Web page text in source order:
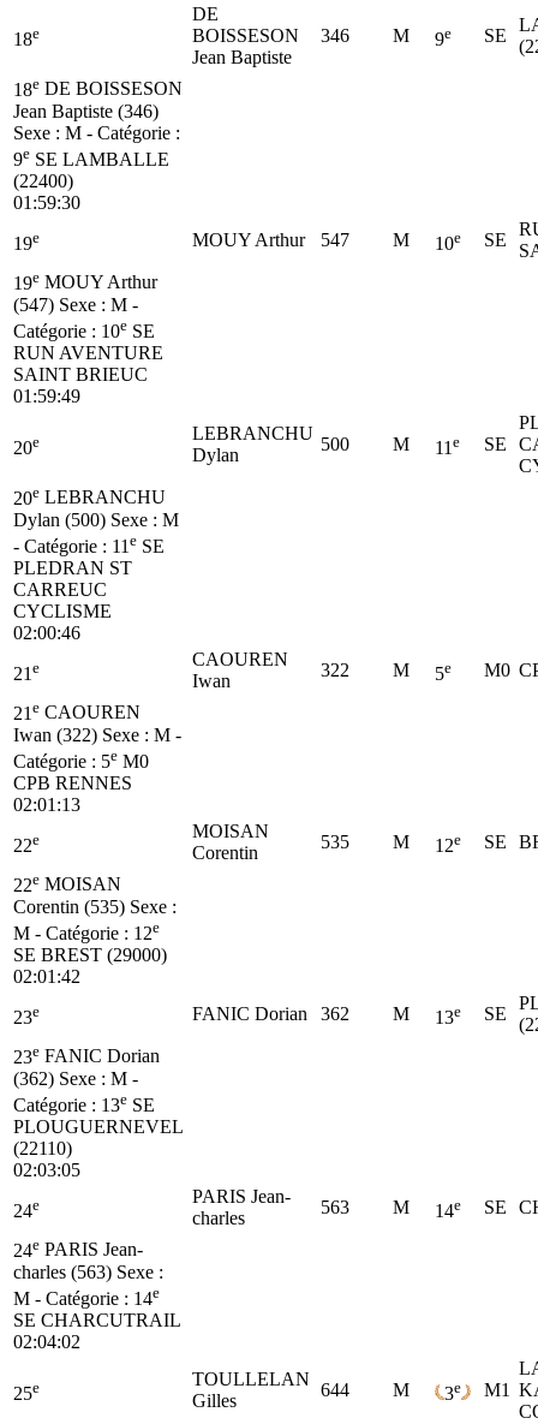
18e
DE
BOISSESON
Jean Baptiste
346 M 9e SE
18e DE BOISSESON
Jean Baptiste (346)
Sexe : M - Catégorie :
9e SE LAMBALLE
(22400)
01:59:30
19e MOUY Arthur 547 M 10e SE
19e MOUY Arthur
(547) Sexe : M -
Catégorie : 10e SE
RUN AVENTURE
SAINT BRIEUC
01:59:49
20e
LEBRANCHU
Dylan
500 M 11 e SE
20e LEBRANCHU
Dylan (500) Sexe : M
- Catégorie : 11 e SE
PLEDRAN ST
CARREUC
CYCLISME
02:00:46
21 e
CAOUREN
Iwan
322 M 5e M0
21 e CAOUREN
Iwan (322) Sexe : M -
Catégorie : 5e M0
CPB RENNES
02:01:13
22e
MOISAN
Corentin
535 M 12e SE
22e MOISAN
Corentin (535) Sexe :
M - Catégorie : 12e
SE BREST (29000)
02:01:42
23e FANIC Dorian 362 M 13e SE
23e FANIC Dorian
(362) Sexe : M -
Catégorie : 13e SE
PLOUGUERNEVEL
(22110)
02:03:05
24e
PARIS Jean-
charles
563 M 14e SE
24e PARIS Jean-
charles (563) Sexe :
M - Catégorie : 14e
SE CHARCUTRAIL
02:04:02
25e
TOULLELAN
Gilles
644 M 3e M1